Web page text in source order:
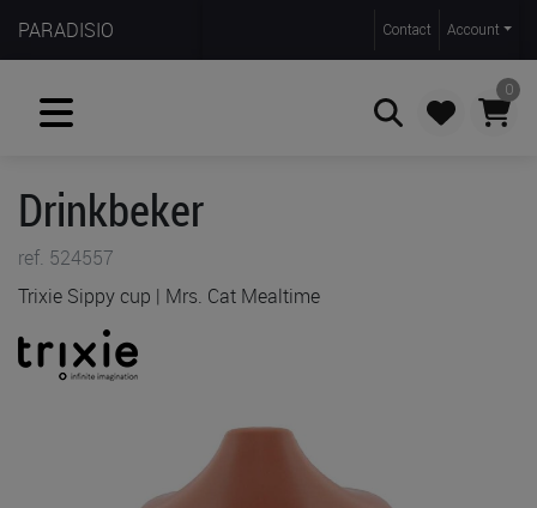
PARADISIO Contact Account
0
Drinkbeker
ref. 524557
Trixie Sippy cup | Mrs. Cat Mealtime